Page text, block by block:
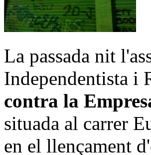
La passada nit
Independentista i
contra la
situada al carrer
en el llençament